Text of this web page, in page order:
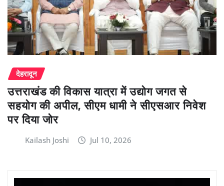
देहरादून
उत्तराखंड की विकास यात्रा में उद्योग जगत से
सहयोग की अपील, सीएम धामी ने सीएसआर निवेश
पर दिया जोर
Kailash Joshi Jul 10, 2026